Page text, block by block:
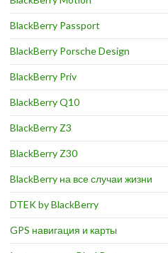
BlackBerry Passport
BlackBerry Porsche Design
BlackBerry Priv
BlackBerry Q10
BlackBerry Z3
BlackBerry Z30
BlackBerry на все случаи жизни
DTEK by BlackBerry
GPS навигация и карты